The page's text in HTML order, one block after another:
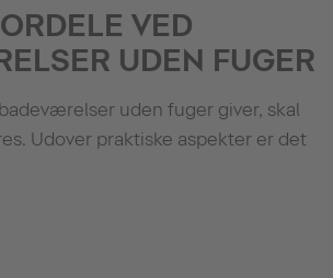
VED
UDEN FUGER
uden fuger giver, skal
Udover praktiske aspekter er det